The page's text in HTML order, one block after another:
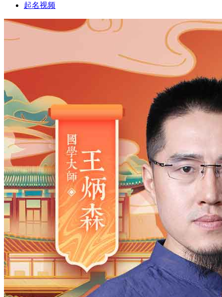
起名视频